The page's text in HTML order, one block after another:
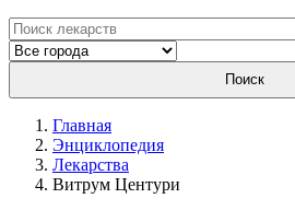
Поиск
Главная
Энциклопедия
Лекарства
Витрум Центури